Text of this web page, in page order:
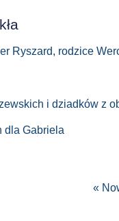
Ryszard, rodzice
i dziadków z
dla Gabriela
«